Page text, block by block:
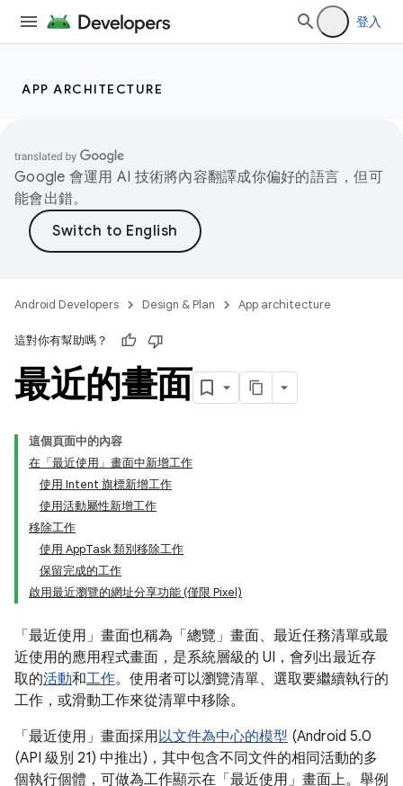
登入
APP ARCHITECTURE
Google 會運用 AI 技術將內容翻譯成你偏好的語言，但可
能會出錯。
Android Developers Design & Plan App architecture
這對你有幫助嗎？
最近的畫面
這個頁面中的內容
在「最近使用」畫面中新增工作
使用 Intent 旗標新增工作
使用活動屬性新增工作
移除工作
使用 AppTask 類別移除工作
保留完成的工作
啟用最近瀏覽的網址分享功能 (僅限 Pixel)
「最近使用」畫面也稱為「總覽」畫面、最近任務清單或最
近使用的應用程式畫面，是系統層級的 UI，會列出最近存
取的活動和工作。使用者可以瀏覽清單、選取要繼續執行的
工作，或滑動工作來從清單中移除。
「最近使用」畫面採用以文件為中心的模型 (Android 5.0
(API 級別 21) 中推出)，其中包含不同文件的相同活動的多
個執行個體，可做為工作顯示在「最近使用」畫面上。舉例